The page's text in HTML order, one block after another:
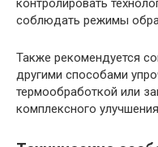
контролировать
соблюдать режимы
Также рекомендуется
другими способами
термообработкой или
комплексного